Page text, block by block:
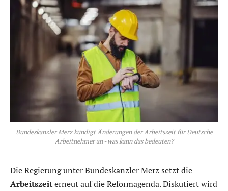
Bundeskanzler Merz kündigt Änderungen der Arbeitszeit für Deutsche
Arbeitnehmer an - was kann das bedeuten?
Die Regierung unter Bundeskanzler Merz setzt die
Arbeitszeiterneut auf die Reformagenda. Diskutiert wird